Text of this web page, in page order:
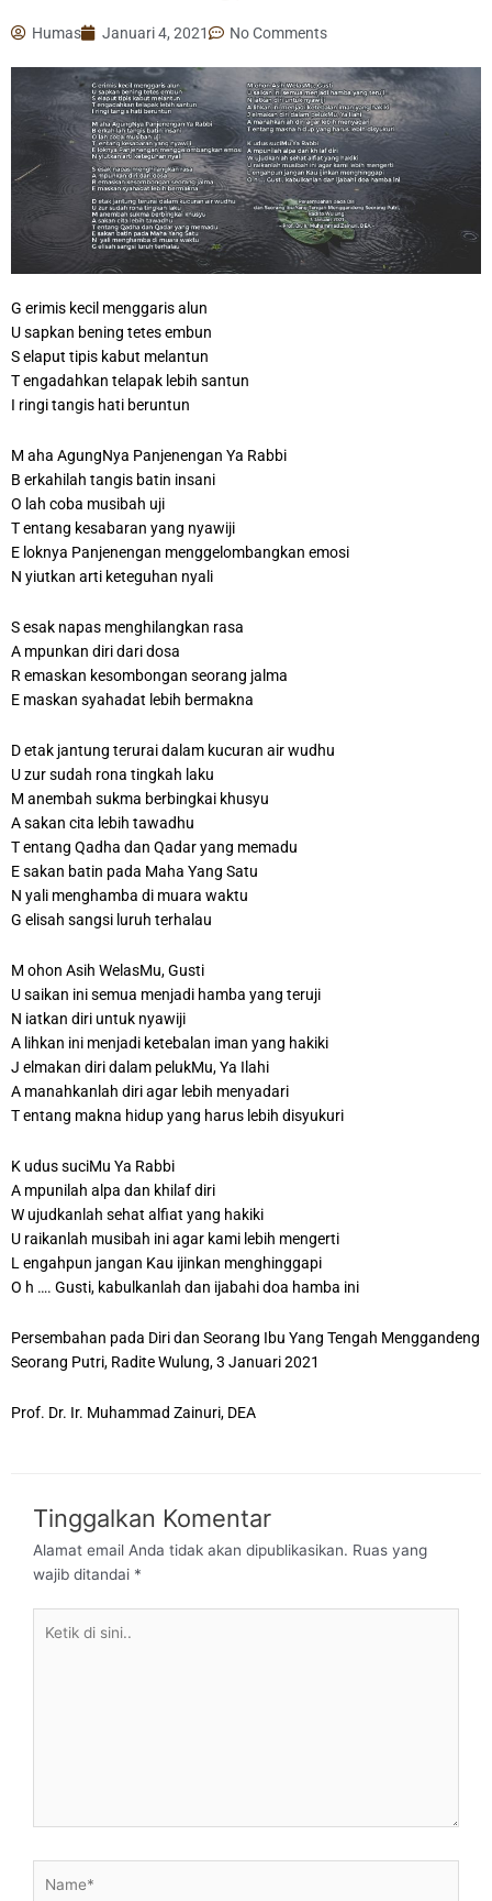
Humas Januari 4, 2021 No Comments
G erimis kecil menggaris alun
U sapkan bening tetes embun
S elaput tipis kabut melantun
T engadahkan telapak lebih santun
I ringi tangis hati beruntun
M aha AgungNya Panjenengan Ya Rabbi
B erkahilah tangis batin insani
O lah coba musibah uji
T entang kesabaran yang nyawiji
E loknya Panjenengan menggelombangkan emosi
N yiutkan arti keteguhan nyali
S esak napas menghilangkan rasa
A mpunkan diri dari dosa
R emaskan kesombongan seorang jalma
E maskan syahadat lebih bermakna
D etak jantung terurai dalam kucuran air wudhu
U zur sudah rona tingkah laku
M anembah sukma berbingkai khusyu
A sakan cita lebih tawadhu
T entang Qadha dan Qadar yang memadu
E sakan batin pada Maha Yang Satu
N yali menghamba di muara waktu
G elisah sangsi luruh terhalau
M ohon Asih WelasMu, Gusti
U saikan ini semua menjadi hamba yang teruji
N iatkan diri untuk nyawiji
A lihkan ini menjadi ketebalan iman yang hakiki
J elmakan diri dalam pelukMu, Ya Ilahi
A manahkanlah diri agar lebih menyadari
T entang makna hidup yang harus lebih disyukuri
K udus suciMu Ya Rabbi
A mpunilah alpa dan khilaf diri
W ujudkanlah sehat alfiat yang hakiki
U raikanlah musibah ini agar kami lebih mengerti
L engahpun jangan Kau ijinkan menghinggapi
O h …. Gusti, kabulkanlah dan ijabahi doa hamba ini
Persembahan pada Diri dan Seorang Ibu Yang Tengah Menggandeng
Seorang Putri, Radite Wulung, 3 Januari 2021
Prof. Dr. Ir. Muhammad Zainuri, DEA
Tinggalkan Komentar
Alamat email Anda tidak akan dipublikasikan. Ruas yang
wajib ditandai *